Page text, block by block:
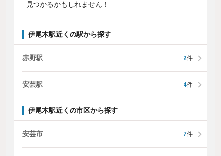
見つかるかもしれません！
伊尾木駅近くの駅から探す
赤野駅 2件
安芸駅 4件
伊尾木駅近くの市区から探す
安芸市 7件